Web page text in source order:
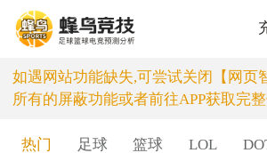
如遇网站功能缺失,可尝试关闭【网页
所有的屏蔽功能或者前往APP获取完
热门 足球 篮球 LOL